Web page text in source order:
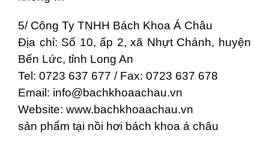
5/ Công Ty TNHH Bách Khoa Á Châu
Địa chỉ: Số 10, ấp 2, xã Nhựt Chánh, huyện
Bến Lức, tỉnh Long An
Tel: 0723 637 677 / Fax: 0723 637 678
Email: info@bachkhoaachau.vn
Website: www.bachkhoaachau.vn
sản phẩm tại nồi hơi bách khoa á châu